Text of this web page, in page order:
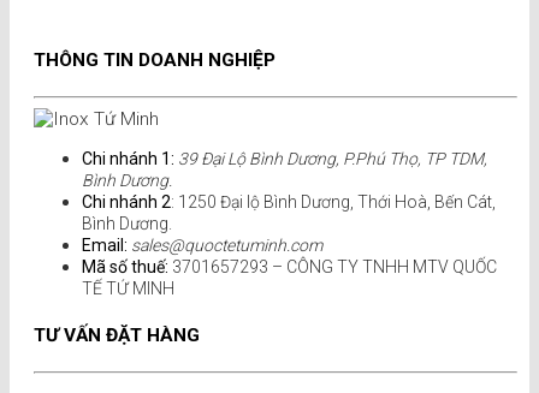
THÔNG TIN DOANH NGHIỆP
Chi nhánh 1: 39 Đại Lộ Bình Dương, P.Phú Thọ, TP TDM,
Bình Dương.
Chi nhánh 2: 1250 Đại lộ Bình Dương, Thới Hoà, Bến Cát,
Bình Dương.
Email: sales@quoctetuminh.com
Mã số thuế: 3701657293 – CÔNG TY TNHH MTV QUỐC
TẾ TỨ MINH
TƯ VẤN ĐẶT HÀNG